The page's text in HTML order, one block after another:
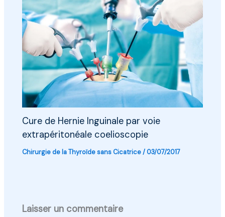
Cure de Hernie Inguinale par voie
extrapéritonéale coelioscopie
Chirurgie de la Thyroïde sans Cicatrice/03/07/2017
Laisser un commentaire